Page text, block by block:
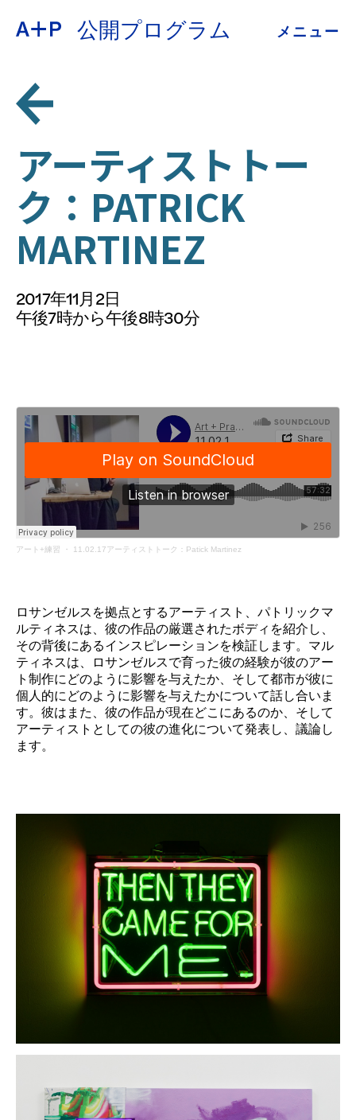
公開プログラム メニュー
約
教育
青少年の育成
展示会
公開プログラム
アーカイブ
ESPAÑOL
普通话
日本語
アーティストトー
ク：PATRICK
MARTINEZ
2017年11月2日
午後7時から午後8時30分
アート+練習 ・ 11.02.17アーティストトーク：Patick Martinez
ロサンゼルスを拠点とするアーティスト、パトリックマ
ルティネスは、彼の作品の厳選されたボディを紹介し、
その背後にあるインスピレーションを検証します。マル
ティネスは、ロサンゼルスで育った彼の経験が彼のアー
ト制作にどのように影響を与えたか、そして都市が彼に
個人的にどのように影響を与えたかについて話し合いま
す。彼はまた、彼の作品が現在どこにあるのか、そして
アーティストとしての彼の進化について発表し、議論し
ます。